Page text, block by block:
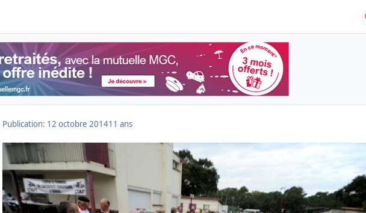
Publication: 12 octobre 201411 ans